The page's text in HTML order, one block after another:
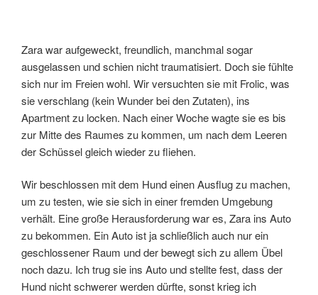
Zara war aufgeweckt, freundlich, manchmal sogar
ausgelassen und schien nicht traumatisiert. Doch sie fühlte
sich nur im Freien wohl. Wir versuchten sie mit Frolic, was
sie verschlang (kein Wunder bei den Zutaten), ins
Apartment zu locken. Nach einer Woche wagte sie es bis
zur Mitte des Raumes zu kommen, um nach dem Leeren
der Schüssel gleich wieder zu fliehen.
Wir beschlossen mit dem Hund einen Ausflug zu machen,
um zu testen, wie sie sich in einer fremden Umgebung
verhält. Eine große Herausforderung war es, Zara ins Auto
zu bekommen. Ein Auto ist ja schließlich auch nur ein
geschlossener Raum und der bewegt sich zu allem Übel
noch dazu. Ich trug sie ins Auto und stellte fest, dass der
Hund nicht schwerer werden dürfte, sonst krieg ich